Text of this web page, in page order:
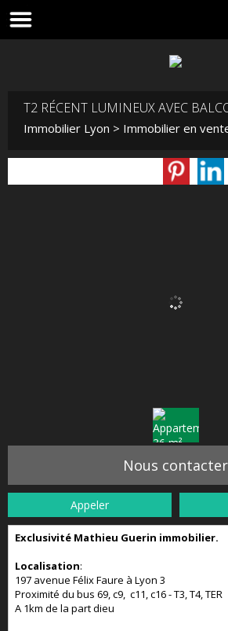
T2 RÉCENT LUMINEUX AVEC
Immobilier Lyon > Immobilier en
Nous contacter
Appeler
Exclusivité Mathieu Guerin immobilier.
Localisation:
197 avenue Félix Faure à Lyon 3
Proximité du bus 69, c9, c11, c16 - T3, T4, TER
A 1km de la part dieu